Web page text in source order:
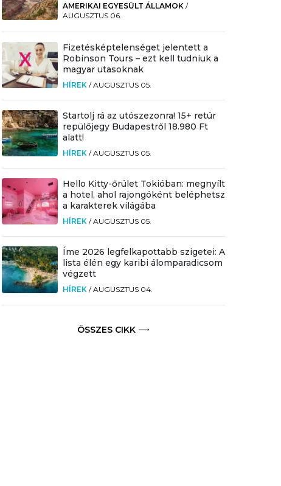
AMERIKAI EGYESÜLT ÁLLAMOK /
AUGUSZTUS 06.
Fizetésképtelenséget jelentett a
Robinson Tours – ezt kell tudniuk a
magyar utasoknak
HÍREK /AUGUSZTUS 05.
Startolj rá az utószezonra! 15+ retúr
repülőjegy Budapestről 18.980 Ft
alatt!
HÍREK /AUGUSZTUS 05.
Hello Kitty-őrület Tokióban: megnyílt
a hotel, ahol rajongóként beléphetsz
a karakterek világába
HÍREK /AUGUSZTUS 05.
Íme 2026 legfelkapottabb szigetei: A
lista élén egy karibi álomparadicsom
végzett
HÍREK /AUGUSZTUS 04.
ÖSSZES CIKK